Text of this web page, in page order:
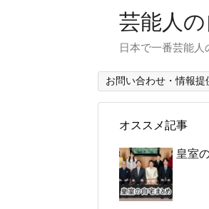
芸能人
日本で一番芸能人
お問い合わせ・情報提
オススメ記事
皇室